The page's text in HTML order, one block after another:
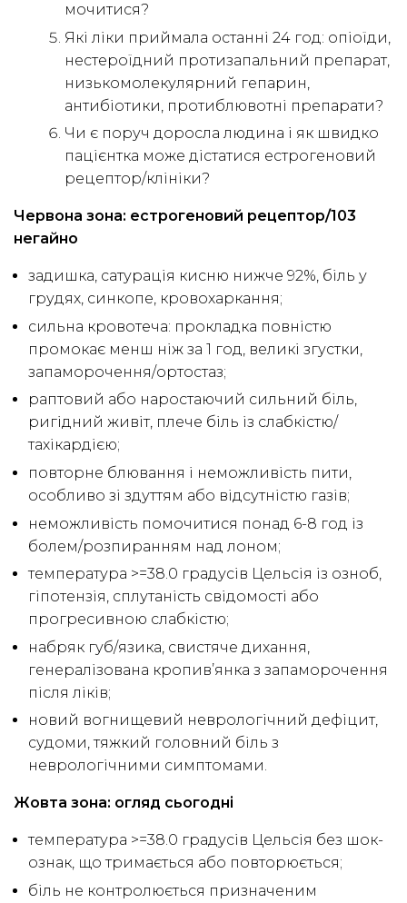
мочитися?
Які ліки приймала останні 24 год: опіоїди,
нестероїдний протизапальний препарат,
низькомолекулярний гепарин,
антибіотики, протиблювотні препарати?
Чи є поруч доросла людина і як швидко
пацієнтка може дістатися естрогеновий
рецептор/клініки?
Червона зона: естрогеновий рецептор/103
негайно
задишка, сатурація кисню нижче 92%, біль у
грудях, синкопе, кровохаркання;
сильна кровотеча: прокладка повністю
промокає менш ніж за 1 год, великі згустки,
запаморочення/ортостаз;
раптовий або наростаючий сильний біль,
ригідний живіт, плече біль із слабкістю/
тахікардією;
повторне блювання і неможливість пити,
особливо зі здуттям або відсутністю газів;
неможливість помочитися понад 6-8 год із
болем/розпиранням над лоном;
температура >=38.0 градусів Цельсія із озноб,
гіпотензія, сплутаність свідомості або
прогресивною слабкістю;
набряк губ/язика, свистяче дихання,
генералізована кропив’янка з запаморочення
після ліків;
новий вогнищевий неврологічний дефіцит,
судоми, тяжкий головний біль з
неврологічними симптомами.
Жовта зона: огляд сьогодні
температура >=38.0 градусів Цельсія без шок-
ознак, що тримається або повторюється;
біль не контролюється призначеним